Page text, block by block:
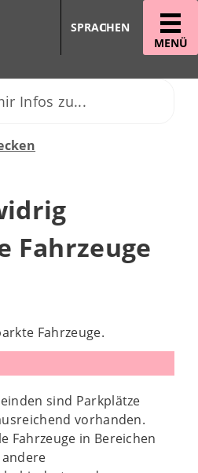
MENÜ
SPRACHEN
Fahrzeuge
Fahrzeuge.
sind Parkplätze
vorhanden.
Fahrzeuge in Bereichen